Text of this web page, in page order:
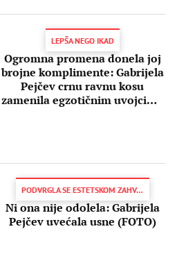
LEPŠA NEGO IKAD
Ogromna promena donela joj
brojne komplimente: Gabrijela
Pejčev crnu ravnu kosu
zamenila egzotičnim uvojcima
PODVRGLA SE ESTETSKOM ZAHVATU
Ni ona nije odolela: Gabrijela
Pejčev uvećala usne (FOTO)